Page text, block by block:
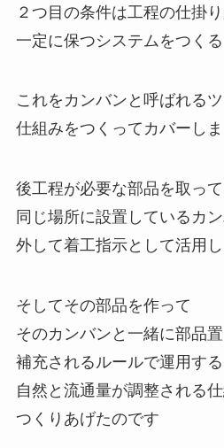
２つ目の条件は工程の仕掛
一定に保つシステムをつくる
これをカンバンと呼ばれる
仕組みをつくってカバーし
後工程が必要な部品を取っ
同じ場所に設置しているカ
外して着工指示として活用
そしてその部品を作って
そのカンバンと一緒に部品
補充されるルールで運用す
自然と流通量が調整される
つくりあげたのです